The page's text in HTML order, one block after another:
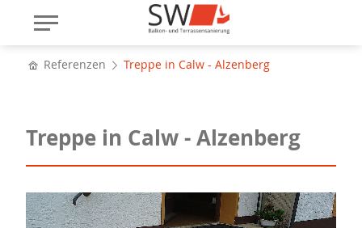
Referenzen Treppe in Calw - Alzenberg
Treppe in Calw - Alzenberg